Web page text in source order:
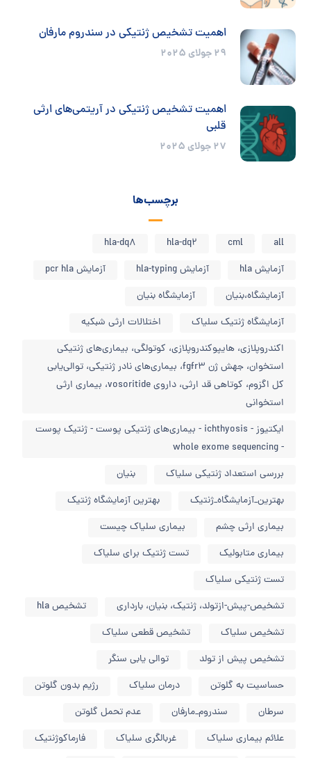
اهمیت تشخیص ژنتیکی در سندروم مارفان
29 جولای 2025
اهمیت تشخیص ژنتیکی در آریتمی‌های ارثی
قلبی
27 جولای 2025
برچسب‌ها
all
cml
hla-dq2
hla-dq8
آزمایش hla
آزمایش hla-typing
آزمایش pcr hla
آزمایشگاه،بنیان
آزمایشگاه بنیان
آزمایشگاه ژنتیک سلیاک
اختلالات ارثی شبکیه
اکندروپلازی، هایپوکندروپلازی، کوتولگی، بیماری‌های ژنتیکی
استخوان، جهش ژن fgfr3، بیماری‌های نادر ژنتیکی، توالی‌یابی
کل اگزوم، کوتاهی قد ارثی، داروی vosoritide، بیماری ارثی
استخوانی
ایکتیوز - ichthyosis - بیماری‌های ژنتیکی پوست - ژنتیک پوست
- whole exome sequencing
بررسی استعداد ژنتیکی سلیاک
بنیان
بهترین_آزمایشگاه_ژنتیک
بهترین آزمایشگاه ژنتیک
بیماری ارثی چشم
بیماری سلیاک چیست
بیماری متابولیک
تست ژنتیک برای سلیاک
تست ژنتیکی سلیاک
تشخیص-پیش-ازتولد، ژنتیک، بنیان، بارداری
تشخیص hla
تشخیص سلیاک
تشخیص قطعی سلیاک
تشخیص پیش از تولد
توالی یابی سنگر
حساسیت به گلوتن
درمان سلیاک
رژیم بدون گلوتن
سرطان
سندروم_مارفان
عدم تحمل گلوتن
علائم بیماری سلیاک
غربالگری سلیاک
فارماکوژنتیک